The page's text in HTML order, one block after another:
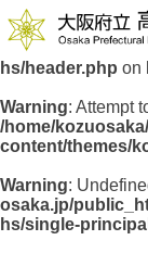
Warning:
osaka.jp/
hs/header.php on
Warning: Attempt
/home/
content/themes/
Warning:
osaka.jp/
hs/single-